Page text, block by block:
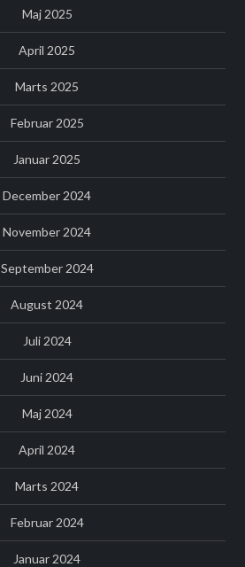
Maj 2025
April 2025
Marts 2025
Februar 2025
Januar 2025
December 2024
November 2024
September 2024
August 2024
Juli 2024
Juni 2024
Maj 2024
April 2024
Marts 2024
Februar 2024
Januar 2024